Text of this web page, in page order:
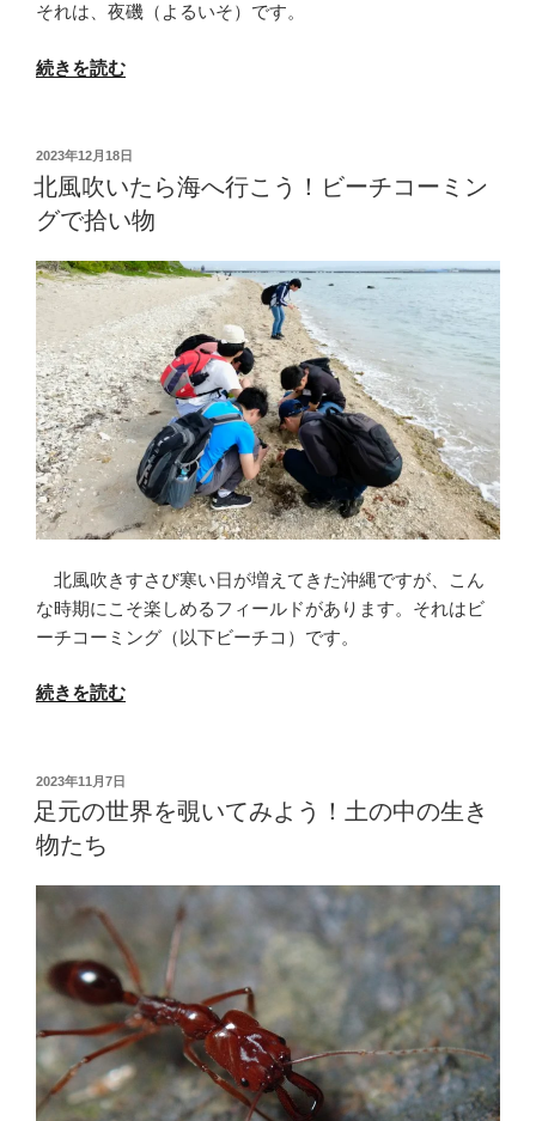
沖
の
ド
が
解
【写
多
数
あ
り】”
の
それは、夜磯（よるいそ）です。
“冬
海
へ！？
夜
の
海
の
き
物
た
ち！”
の
続きを読む
投
稿
日:
2023年12月18日
北風吹いたら海へ行こう！ビーチコーミン
グで拾い物
北風吹きすさび寒い日が増えてきた沖縄ですが、こん
な時期にこそ楽しめるフィールドがあります。それはビ
ーチコーミング（以下ビーチコ）です。
“北
い
た
ら
海
へ
う！
ビ
ー
チ
コ
続きを読む
投
稿
日:
2023年11月7日
足元の世界を覗いてみよう！土の中の生き
物たち